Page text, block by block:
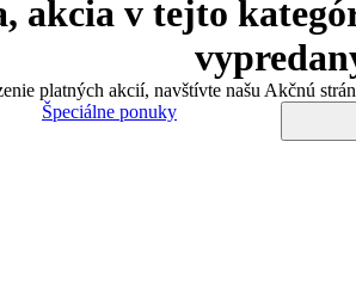
akcia v tejto
platných akcií, navštívte našu Akčnú
Špeciálne ponuky